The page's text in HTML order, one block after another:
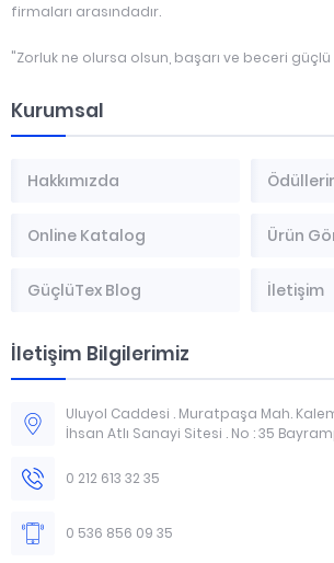
firmaları arasındadır.
"Zorluk ne olursa olsun, başarı ve beceri
Kurumsal
Hakkımızda
Online Katalog Ürün
GüçlüTex Blog İletişim
İletişim Bilgilerimiz
Uluyol Caddesi . Muratpaşa Mah.
İhsan Atlı Sanayi Sitesi . No : 35
0 212 613 32 35
0 536 856 09 35